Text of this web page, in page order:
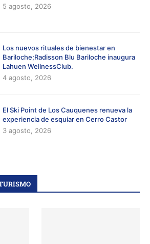
5 agosto, 2026
Los nuevos rituales de bienestar en
Bariloche;Radisson Blu Bariloche inaugura
Lahuen WellnessClub.
4 agosto, 2026
El Ski Point de Los Cauquenes renueva la
experiencia de esquiar en Cerro Castor
3 agosto, 2026